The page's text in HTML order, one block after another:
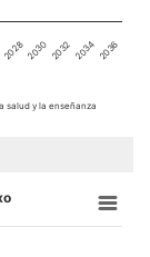
salud y la enseñanza
20282030 2032 2034 2036